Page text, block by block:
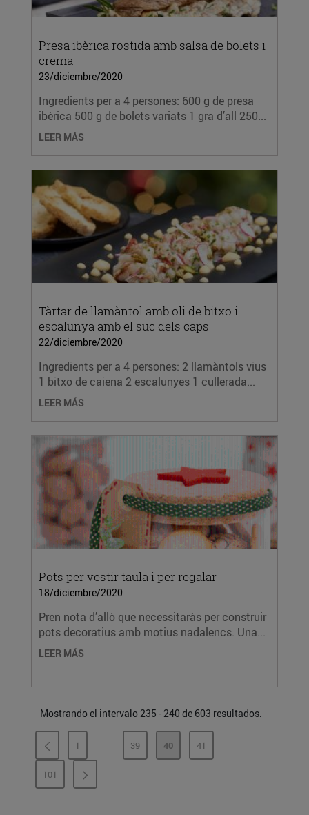
Presa ibèrica rostida amb salsa de bolets i
crema
23/diciembre/2020
Ingredients per a 4 persones: 600 g de presa
ibèrica 500 g de bolets variats 1 gra d’all 250...
LEER MÁS
Tàrtar de llamàntol amb oli de bitxo i
escalunya amb el suc dels caps
22/diciembre/2020
Ingredients per a 4 persones: 2 llamàntols vius
1 bitxo de caiena 2 escalunyes 1 cullerada...
LEER MÁS
Pots per vestir taula i per regalar
18/diciembre/2020
Pren nota d’allò que necessitaràs per construir
pots decoratius amb motius nadalencs. Una...
LEER MÁS
Mostrando el intervalo 235 - 240 de 603 resultados.
PÁGINA
1 ...PÁGINAS INTERMEDIAS
PÁGINA
39 PÁGINA
40 PÁGINA
41 ...PÁGINAS
PÁGINA
101